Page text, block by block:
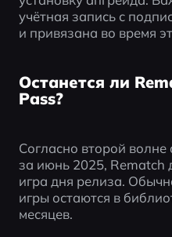
учётная запись с
и привязана во время
Останется ли
Pass?
Согласно второй
за июнь 2025, Rematch
игра дня релиза.
игры остаются в
месяцев.